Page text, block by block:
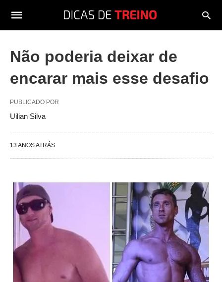
Não poderia deixar de
encarar mais esse desafio
PUBLICADO POR
Uilian Silva
13 ANOS ATRÁS